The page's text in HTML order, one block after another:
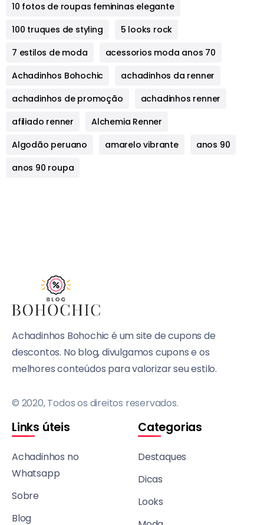
10 fotos de roupas femininas elegante
100 truques de styling
5 looks rock
7 estilos de moda
acessorios moda anos 70
Achadinhos Bohochic
achadinhos da renner
achadinhos de promoção
achadinhos renner
afiliado renner
Alchemia Renner
Algodão peruano
amarelo vibrante
anos 90
anos 90 roupa
Achadinhos Bohochic é um site de cupons de
descontos. No blog, divulgamos cupons e os
melhores conteúdos para valorizar seu estilo.
© 2020, Todos os direitos reservados.
Links úteis
Achadinhos no
Whatsapp
Sobre
Blog
Categorias
Destaques
Dicas
Looks